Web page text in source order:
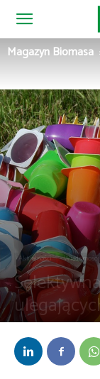
Magazyn
Magazyn Biomasa
Aktualności